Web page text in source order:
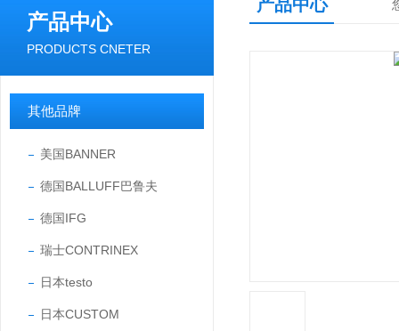
产品中心
PRODUCTS CNETER
其他品牌
美国BANNER
德国BALLUFF巴鲁夫
德国IFG
瑞士CONTRINEX
日本testo
日本CUSTOM
产品中心